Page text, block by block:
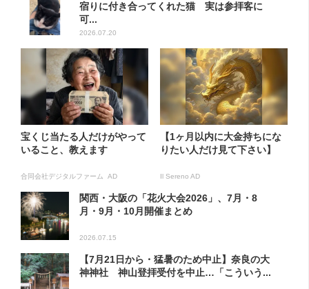
宿りに付き合ってくれた猫 実は参拝客に
可...
2026.07.20
宝くじ当たる人だけがやって
いること、教えます
合同会社デジタルファーム AD
【1ヶ月以内に大金持ちにな
りたい人だけ見て下さい】
Il Sereno AD
関西・大阪の「花火大会2026」、7月・8
月・9月・10月開催まとめ
2026.07.15
【7月21日から・猛暑のため中止】奈良の大
神神社 神山登拝受付を中止…「こういう...